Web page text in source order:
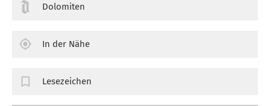
Dolomiten
In der Nähe
Lesezeichen